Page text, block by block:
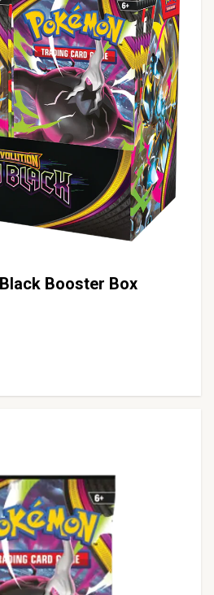
Booster Box